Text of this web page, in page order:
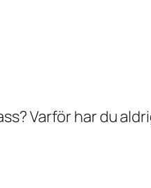
Varför har du